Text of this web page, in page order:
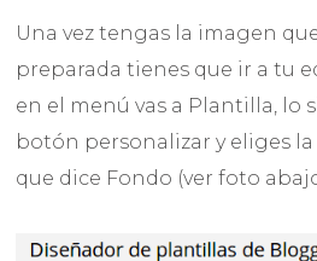
Una vez tengas la imagen
preparada tienes que ir a tu
en el menú vas a Plantilla, lo
botón personalizar y eliges
que dice Fondo (ver foto